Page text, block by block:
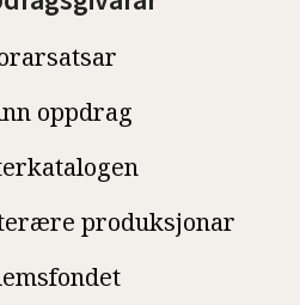
oppdrag
produksjonar